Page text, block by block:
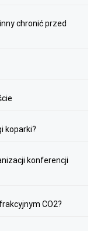
chronić przed
koparki?
konferencji
CO2?